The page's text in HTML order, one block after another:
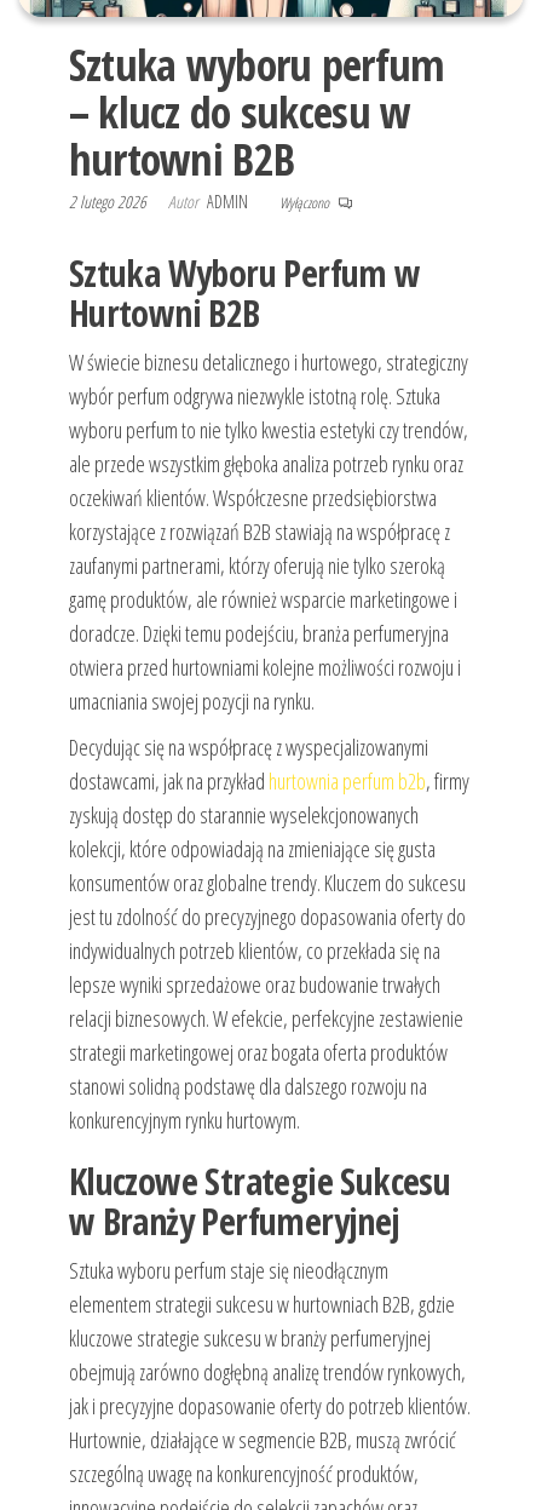
Sztuka wyboru perfum
– klucz do sukcesu w
hurtowni B2B
2 lutego 2026 Autor ADMIN Wyłączono
Sztuka Wyboru Perfum w
Hurtowni B2B
W świecie biznesu detalicznego i hurtowego, strategiczny
wybór perfum odgrywa niezwykle istotną rolę. Sztuka
wyboru perfum to nie tylko kwestia estetyki czy trendów,
ale przede wszystkim głęboka analiza potrzeb rynku oraz
oczekiwań klientów. Współczesne przedsiębiorstwa
korzystające z rozwiązań B2B stawiają na współpracę z
zaufanymi partnerami, którzy oferują nie tylko szeroką
gamę produktów, ale również wsparcie marketingowe i
doradcze. Dzięki temu podejściu, branża perfumeryjna
otwiera przed hurtowniami kolejne możliwości rozwoju i
umacniania swojej pozycji na rynku.
Decydując się na współpracę z wyspecjalizowanymi
dostawcami, jak na przykład hurtownia perfum b2b, firmy
zyskują dostęp do starannie wyselekcjonowanych
kolekcji, które odpowiadają na zmieniające się gusta
konsumentów oraz globalne trendy. Kluczem do sukcesu
jest tu zdolność do precyzyjnego dopasowania oferty do
indywidualnych potrzeb klientów, co przekłada się na
lepsze wyniki sprzedażowe oraz budowanie trwałych
relacji biznesowych. W efekcie, perfekcyjne zestawienie
strategii marketingowej oraz bogata oferta produktów
stanowi solidną podstawę dla dalszego rozwoju na
konkurencyjnym rynku hurtowym.
Kluczowe Strategie Sukcesu
w Branży Perfumeryjnej
Sztuka wyboru perfum staje się nieodłącznym
elementem strategii sukcesu w hurtowniach B2B, gdzie
kluczowe strategie sukcesu w branży perfumeryjnej
obejmują zarówno dogłębną analizę trendów rynkowych,
jak i precyzyjne dopasowanie oferty do potrzeb klientów.
Hurtownie, działające w segmencie B2B, muszą zwrócić
szczególną uwagę na konkurencyjność produktów,